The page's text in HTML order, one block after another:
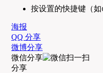
按设置的快捷键（如
海报
QQ 分享
微博分享
微信分享
分享